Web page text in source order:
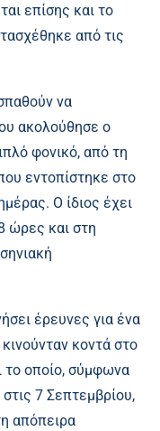
επίσης και το
από τις
να
ακολούθησε ο
φονικό, από τη
εντοπίστηκε στο
Ο ίδιος έχει
ώρες και στη
έρευνες για ένα
κοντά στο
το οποίο, σύμφωνα
7 Σεπτεμβρίου,
απόπειρα